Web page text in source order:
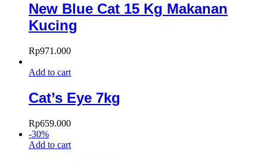
New Blue Cat 15 Kg Makanan
Kucing
Rp971.000
Add to cart
Cat’s Eye 7kg
Rp659.000
-30%
Add to cart